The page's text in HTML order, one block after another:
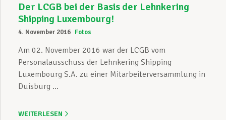
Der LCGB bei der Basis der Lehnkering
Shipping Luxembourg!
4. November 2016 Fotos
Am 02. November 2016 war der LCGB vom
Personalausschuss der Lehnkering Shipping
Luxembourg S.A. zu einer Mitarbeiterversammlung in
Duisburg ...
WEITERLESEN